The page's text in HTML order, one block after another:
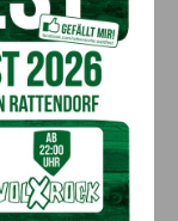
des Gemäldes,
Arno
anwesenden